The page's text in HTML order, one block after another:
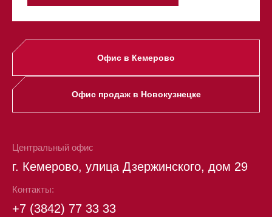
Офис в Кемерово
Офис продаж в Новокузнецке
Центральный офис
г. Кемерово, улица Дзержинского, дом 29
Контакты:
+7 (3842) 77 33 33